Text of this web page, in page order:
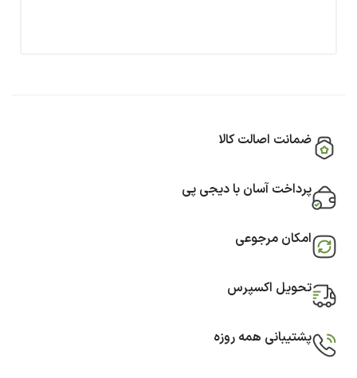
ضمانت اصالت کالا
پرداخت آسان با دیجی پی
امکان مرجوعی
تحویل اکسپرس
پشتیبانی همه روزه